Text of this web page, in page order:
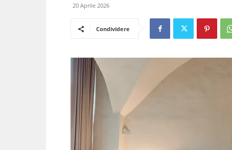
20 Aprile 2026
Condividere